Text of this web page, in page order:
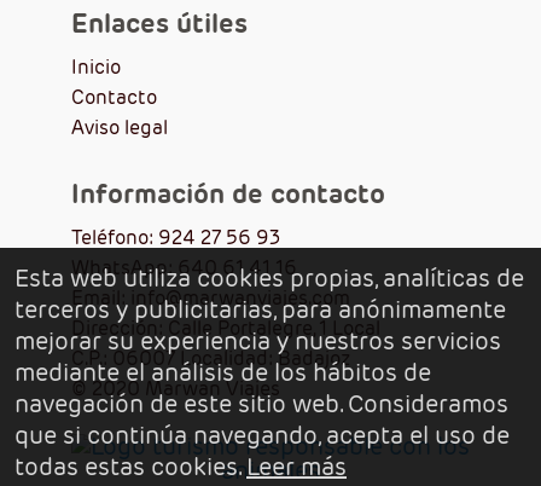
Enlaces útiles
Inicio
Contacto
Aviso legal
Información de contacto
Teléfono: 924 27 56 93
WhatsApp: 640 61 41 16
Email: info@marwanviajes.com
Dirección: Calle Portalegre, 1 Local
C.P.: 06007 Localidad: Badajoz
© 2020 Marwan Viajes
Esta web utiliza cookies propias, analíticas de
terceros y publicitarias, para anónimamente
mejorar su experiencia y nuestros servicios
mediante el análisis de los hábitos de
navegación de este sitio web. Consideramos
que si continúa navegando, acepta el uso de
todas estas cookies.Leer más